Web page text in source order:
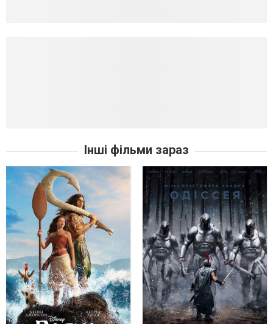
Інші фільми зараз